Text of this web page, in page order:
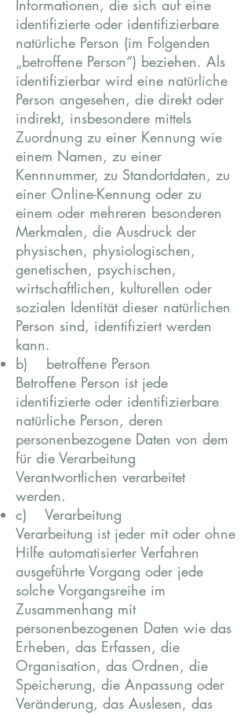
Informationen, die sich auf eine
identifizierte oder identifizierbare
natürliche Person (im Folgenden
„betroffene Person“) beziehen. Als
identifizierbar wird eine natürliche
Person angesehen, die direkt oder
indirekt, insbesondere mittels
Zuordnung zu einer Kennung wie
einem Namen, zu einer
Kennnummer, zu Standortdaten, zu
einer Online-Kennung oder zu
einem oder mehreren besonderen
Merkmalen, die Ausdruck der
physischen, physiologischen,
genetischen, psychischen,
wirtschaftlichen, kulturellen oder
sozialen Identität dieser natürlichen
Person sind, identifiziert werden
kann.
b) betroffene Person
Betroffene Person ist jede
identifizierte oder identifizierbare
natürliche Person, deren
personenbezogene Daten von dem
für die Verarbeitung
Verantwortlichen verarbeitet
werden.
c) Verarbeitung
Verarbeitung ist jeder mit oder ohne
Hilfe automatisierter Verfahren
ausgeführte Vorgang oder jede
solche Vorgangsreihe im
Zusammenhang mit
personenbezogenen Daten wie das
Erheben, das Erfassen, die
Organisation, das Ordnen, die
Speicherung, die Anpassung oder
Veränderung, das Auslesen, das